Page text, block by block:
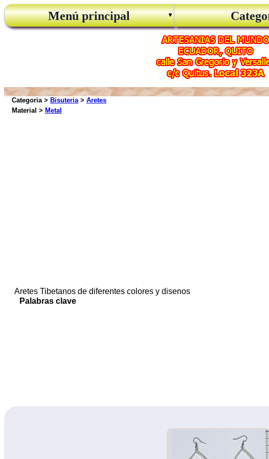
Menú principal
Categoria > Bisuteria> Aretes
Material > Metal
Aretes Tibetanos de diferentes colores y disenos
Palabras clave